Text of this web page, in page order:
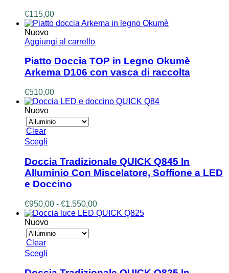
€115,00
Nuovo
Aggiungi al carrello
Piatto Doccia TOP in Legno Okumè
Arkema D106 con vasca di raccolta
€510,00
Nuovo
Clear
Scegli
ha
più
varianti.
Le
possono
essere
scelte
nella
Doccia Tradizionale QUICK Q845 In
Alluminio Con Miscelatore, Soffione a LED
e Doccino
€950,00 - €1.550,00Fascia
di
Nuovo
Clear
Scegli
ha